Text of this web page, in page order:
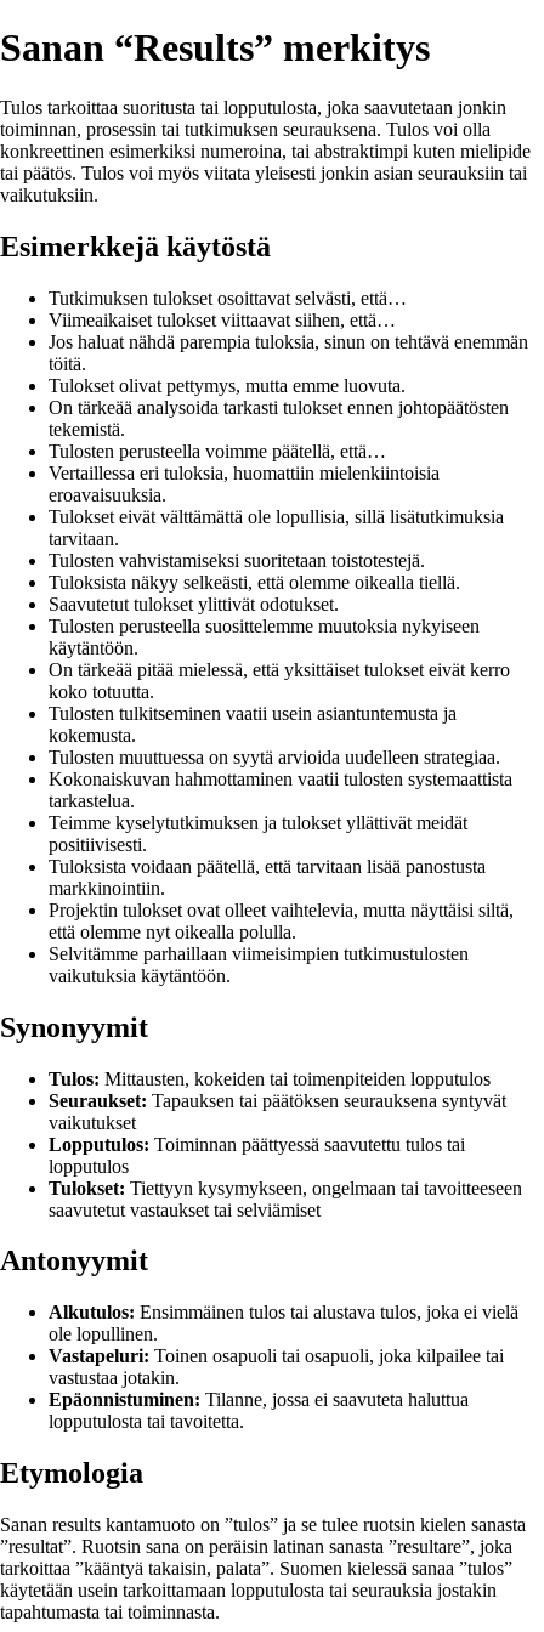
Sanan “Results” merkitys
Tulos tarkoittaa suoritusta tai lopputulosta, joka saavutetaan jonkin
toiminnan, prosessin tai tutkimuksen seurauksena. Tulos voi olla
konkreettinen esimerkiksi numeroina, tai abstraktimpi kuten mielipide
tai päätös. Tulos voi myös viitata yleisesti jonkin asian seurauksiin tai
vaikutuksiin.
Esimerkkejä käytöstä
Tutkimuksen tulokset osoittavat selvästi, että…
Viimeaikaiset tulokset viittaavat siihen, että…
Jos haluat nähdä parempia tuloksia, sinun on tehtävä enemmän
töitä.
Tulokset olivat pettymys, mutta emme luovuta.
On tärkeää analysoida tarkasti tulokset ennen johtopäätösten
tekemistä.
Tulosten perusteella voimme päätellä, että…
Vertaillessa eri tuloksia, huomattiin mielenkiintoisia
eroavaisuuksia.
Tulokset eivät välttämättä ole lopullisia, sillä lisätutkimuksia
tarvitaan.
Tulosten vahvistamiseksi suoritetaan toistotestejä.
Tuloksista näkyy selkeästi, että olemme oikealla tiellä.
Saavutetut tulokset ylittivät odotukset.
Tulosten perusteella suosittelemme muutoksia nykyiseen
käytäntöön.
On tärkeää pitää mielessä, että yksittäiset tulokset eivät kerro
koko totuutta.
Tulosten tulkitseminen vaatii usein asiantuntemusta ja
kokemusta.
Tulosten muuttuessa on syytä arvioida uudelleen strategiaa.
Kokonaiskuvan hahmottaminen vaatii tulosten systemaattista
tarkastelua.
Teimme kyselytutkimuksen ja tulokset yllättivät meidät
positiivisesti.
Tuloksista voidaan päätellä, että tarvitaan lisää panostusta
markkinointiin.
Projektin tulokset ovat olleet vaihtelevia, mutta näyttäisi siltä,
että olemme nyt oikealla polulla.
Selvitämme parhaillaan viimeisimpien tutkimustulosten
vaikutuksia käytäntöön.
Synonyymit
Tulos: Mittausten, kokeiden tai toimenpiteiden lopputulos
Seuraukset: Tapauksen tai päätöksen seurauksena syntyvät
vaikutukset
Lopputulos: Toiminnan päättyessä saavutettu tulos tai
lopputulos
Tulokset: Tiettyyn kysymykseen, ongelmaan tai tavoitteeseen
saavutetut vastaukset tai selviämiset
Antonyymit
Alkutulos: Ensimmäinen tulos tai alustava tulos, joka ei vielä
ole lopullinen.
Vastapeluri: Toinen osapuoli tai osapuoli, joka kilpailee tai
vastustaa jotakin.
Epäonnistuminen: Tilanne, jossa ei saavuteta haluttua
lopputulosta tai tavoitetta.
Etymologia
Sanan results kantamuoto on ”tulos” ja se tulee ruotsin kielen sanasta
”resultat”. Ruotsin sana on peräisin latinan sanasta ”resultare”, joka
tarkoittaa ”kääntyä takaisin, palata”. Suomen kielessä sanaa ”tulos”
käytetään usein tarkoittamaan lopputulosta tai seurauksia jostakin
tapahtumasta tai toiminnasta.